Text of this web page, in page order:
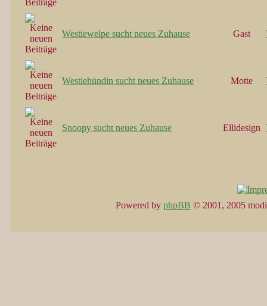
Westiewelpe sucht neues Zuhause Gast
Westiehündin sucht neues Zuhause Motte
Snoopy sucht neues Zuhause Ellidesign
Powered by phpBB © 2001, 2005